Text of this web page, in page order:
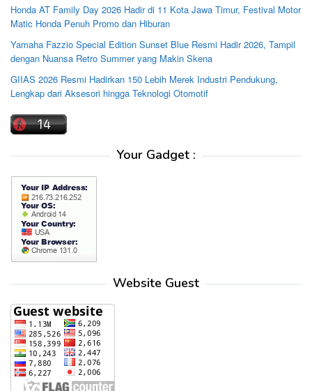
Honda AT Family Day 2026 Hadir di 11 Kota Jawa Timur, Festival Motor
Matic Honda Penuh Promo dan Hiburan
Yamaha Fazzio Special Edition Sunset Blue Resmi Hadir 2026, Tampil
dengan Nuansa Retro Summer yang Makin Skena
GIIAS 2026 Resmi Hadirkan 150 Lebih Merek Industri Pendukung,
Lengkap dari Aksesori hingga Teknologi Otomotif
Your Gadget :
Website Guest